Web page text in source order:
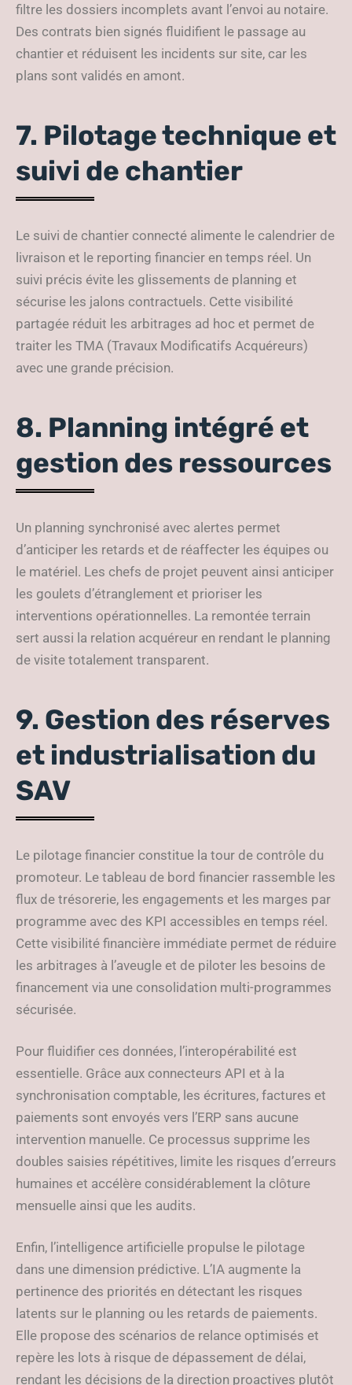
filtre les dossiers incomplets avant l’envoi au notaire.
Des contrats bien signés fluidifient le passage au
chantier et réduisent les incidents sur site, car les
plans sont validés en amont.
7. Pilotage technique et
suivi de chantier
Le suivi de chantier connecté alimente le calendrier de
livraison et le reporting financier en temps réel. Un
suivi précis évite les glissements de planning et
sécurise les jalons contractuels. Cette visibilité
partagée réduit les arbitrages ad hoc et permet de
traiter les TMA (Travaux Modificatifs Acquéreurs)
avec une grande précision.
8. Planning intégré et
gestion des ressources
Un planning synchronisé avec alertes permet
d’anticiper les retards et de réaffecter les équipes ou
le matériel. Les chefs de projet peuvent ainsi anticiper
les goulets d’étranglement et prioriser les
interventions opérationnelles. La remontée terrain
sert aussi la relation acquéreur en rendant le planning
de visite totalement transparent.
9. Gestion des réserves
et industrialisation du
SAV
Le pilotage financier constitue la tour de contrôle du
promoteur. Le tableau de bord financier rassemble les
flux de trésorerie, les engagements et les marges par
programme avec des KPI accessibles en temps réel.
Cette visibilité financière immédiate permet de réduire
les arbitrages à l’aveugle et de piloter les besoins de
financement via une consolidation multi-programmes
sécurisée.
Pour fluidifier ces données, l’interopérabilité est
essentielle. Grâce aux connecteurs API et à la
synchronisation comptable, les écritures, factures et
paiements sont envoyés vers l’ERP sans aucune
intervention manuelle. Ce processus supprime les
doubles saisies répétitives, limite les risques d’erreurs
humaines et accélère considérablement la clôture
mensuelle ainsi que les audits.
Enfin, l’intelligence artificielle propulse le pilotage
dans une dimension prédictive. L’IA augmente la
pertinence des priorités en détectant les risques
latents sur le planning ou les retards de paiements.
Elle propose des scénarios de relance optimisés et
repère les lots à risque de dépassement de délai,
rendant les décisions de la direction proactives plutôt